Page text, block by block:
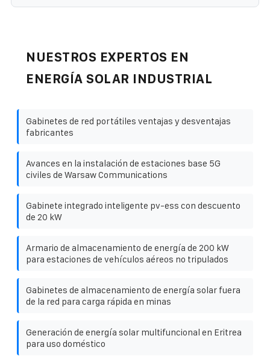
NUESTROS EXPERTOS EN
ENERGÍA SOLAR INDUSTRIAL
Gabinetes de red portátiles ventajas y desventajas
fabricantes
Avances en la instalación de estaciones base 5G
civiles de Warsaw Communications
Gabinete integrado inteligente pv-ess con descuento
de 20 kW
Armario de almacenamiento de energía de 200 kW
para estaciones de vehículos aéreos no tripulados
Gabinetes de almacenamiento de energía solar fuera
de la red para carga rápida en minas
Generación de energía solar multifuncional en Eritrea
para uso doméstico